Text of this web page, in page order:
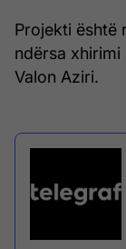
Projekti është
ndërsa
Valon Aziri.